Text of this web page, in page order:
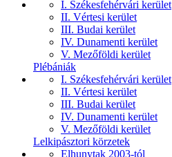
I. Székesfehérvári kerület
II. Vértesi kerület
III. Budai kerület
IV. Dunamenti kerület
V. Mezőföldi kerület
Plébániák
I. Székesfehérvári kerület
II. Vértesi kerület
III. Budai kerület
IV. Dunamenti kerület
V. Mezőföldi kerület
Lelkipásztori körzetek
Elhunytak 2003-tól